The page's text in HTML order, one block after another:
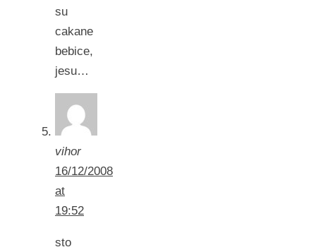
su
cakane
bebice,
jesu…
vihor
16/12/2008
at
19:52
sto